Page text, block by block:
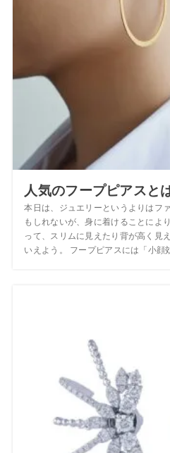
人気のフープピアスと
本日は、ジュエリーというよりはフ
もしれないが、身に着けることによ
って、スリムに見えたり背が高く見
いえよう。 フープピアスには「小顔